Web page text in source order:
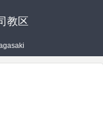
教区